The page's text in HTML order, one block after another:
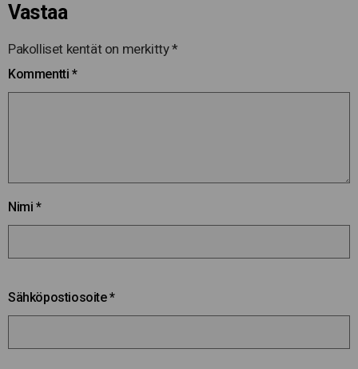
Vastaa
Pakolliset kentät on merkitty*
Kommentti *
Nimi *
Sähköpostiosoite*